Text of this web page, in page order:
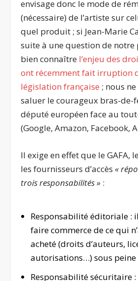
envisage donc le mode de
(nécessaire) de l’artiste sur
quel produit ; si Jean-Marie
suite à une question de notre
bien connaître l’enjeu des
ont récemment fait irruption
législation française ; nous
saluer le courageux bras-de-
député européen face au
(Google, Amazon, Facebook,
Il exige en effet que le GAFA,
les fournisseurs d’accès«
trois responsabilités » :
Responsabilité éditoriale :
faire commerce de ce qui
acheté (droits d’auteurs,
autorisations…) sous peine
Responsabilité sécuritaire